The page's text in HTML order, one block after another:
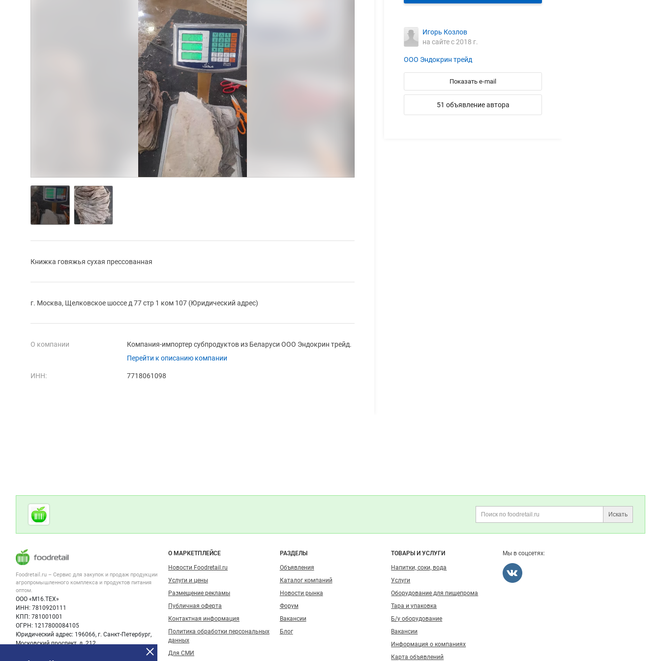
Книжка говяжья сухая прессованная
г. Москва, Щелковское шоссе д 77 стр 1 ком 107 (Юридический адрес)
О компании
Компания-импортер субпродуктов из Беларуси ООО Эндокрин трейд.
Перейти к описанию компании
ИНН: 7718061098
Игорь Козлов
на сайте с 2018 г.
ООО Эндокрин трейд
Показать e-mail
51 объявление автора
Дополнительная информация
Искать
Cсылки на полезные проекты
Foodretail.ru
— продукты
Важные разделы и контакты
Foodretail.ru – Сервис для закупок и продаж продукции
агропромышленного комплекса и продуктов питания
оптом.
ООО «М16.ТЕХ»
ИНН: 7810920111
КПП: 781001001
ОГРН: 1217800084105
Юридический адрес: 196066, г. Санкт-Петербург,
Московский проспект, д. 212
Навигация по сайту
О МАРКЕТПЛЕЙСЕ
Новости Foodretail.ru
Услуги и цены
Размещение рекламы
Публичная оферта
Контактная информация
Политика обработки персональных
данных
Для СМИ
РАЗДЕЛЫ
Объявления
Каталог компаний
Новости рынка
Форум
Вакансии
Блог
ТОВАРЫ И УСЛУГИ
Напитки, соки, вода
Услуги
Оборудование для пищепрома
Тара и упаковка
Б/у оборудование
Вакансии
Информация о компаниях
Карта объявлений
Мы в соцсетях: